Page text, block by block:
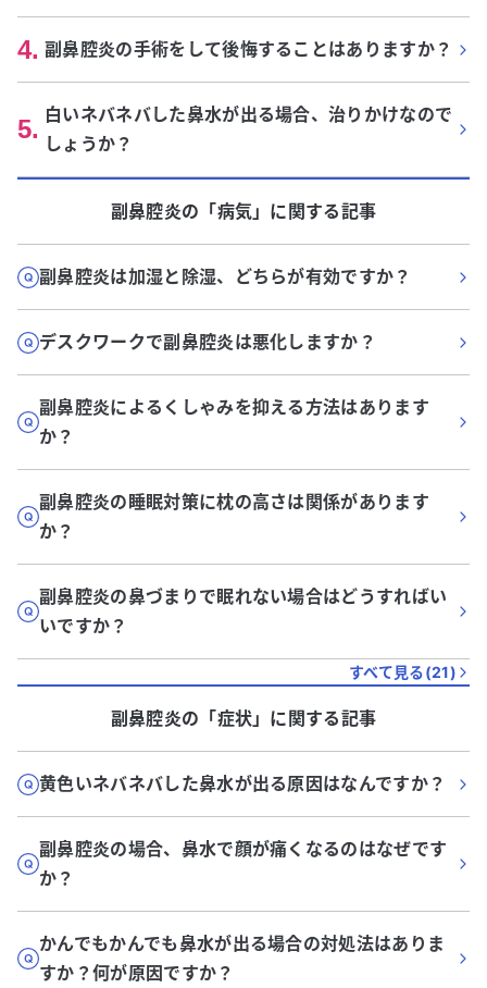
4. 副鼻腔炎の手術をして後悔することはありますか？
5. 白いネバネバした鼻水が出る場合、治りかけなので
しょうか？
副鼻腔炎の「病気」に関する記事
副鼻腔炎は加湿と除湿、どちらが有効ですか？
デスクワークで副鼻腔炎は悪化しますか？
副鼻腔炎によるくしゃみを抑える方法はあります
か？
副鼻腔炎の睡眠対策に枕の高さは関係があります
か？
副鼻腔炎の鼻づまりで眠れない場合はどうすればい
いですか？
すべて見る(21)
副鼻腔炎の「症状」に関する記事
黄色いネバネバした鼻水が出る原因はなんですか？
副鼻腔炎の場合、鼻水で顔が痛くなるのはなぜです
か？
かんでもかんでも鼻水が出る場合の対処法はありま
すか？何が原因ですか？